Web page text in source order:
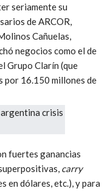
seriamente su
de ARCOR,
Cañuelas,
negocios como el de
Grupo Clarín (que
por 16.150 millones de
fuertes ganancias
carry
en dólares, etc.), y para